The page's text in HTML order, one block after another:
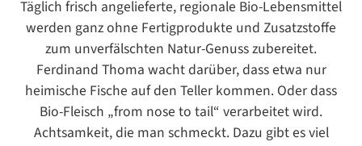
Täglich frisch angelieferte, regionale Bio-Lebensmittel
werden ganz ohne Fertigprodukte und Zusatzstoffe
zum unverfälschten Natur-Genuss zubereitet.
Ferdinand Thoma wacht darüber, dass etwa nur
heimische Fische auf den Teller kommen. Oder dass
Bio-Fleisch „from nose to tail“ verarbeitet wird.
Achtsamkeit, die man schmeckt. Dazu gibt es viel